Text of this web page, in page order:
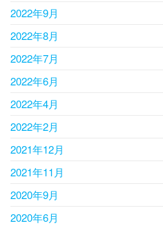
2022年9月
2022年8月
2022年7月
2022年6月
2022年4月
2022年2月
2021年12月
2021年11月
2020年9月
2020年6月